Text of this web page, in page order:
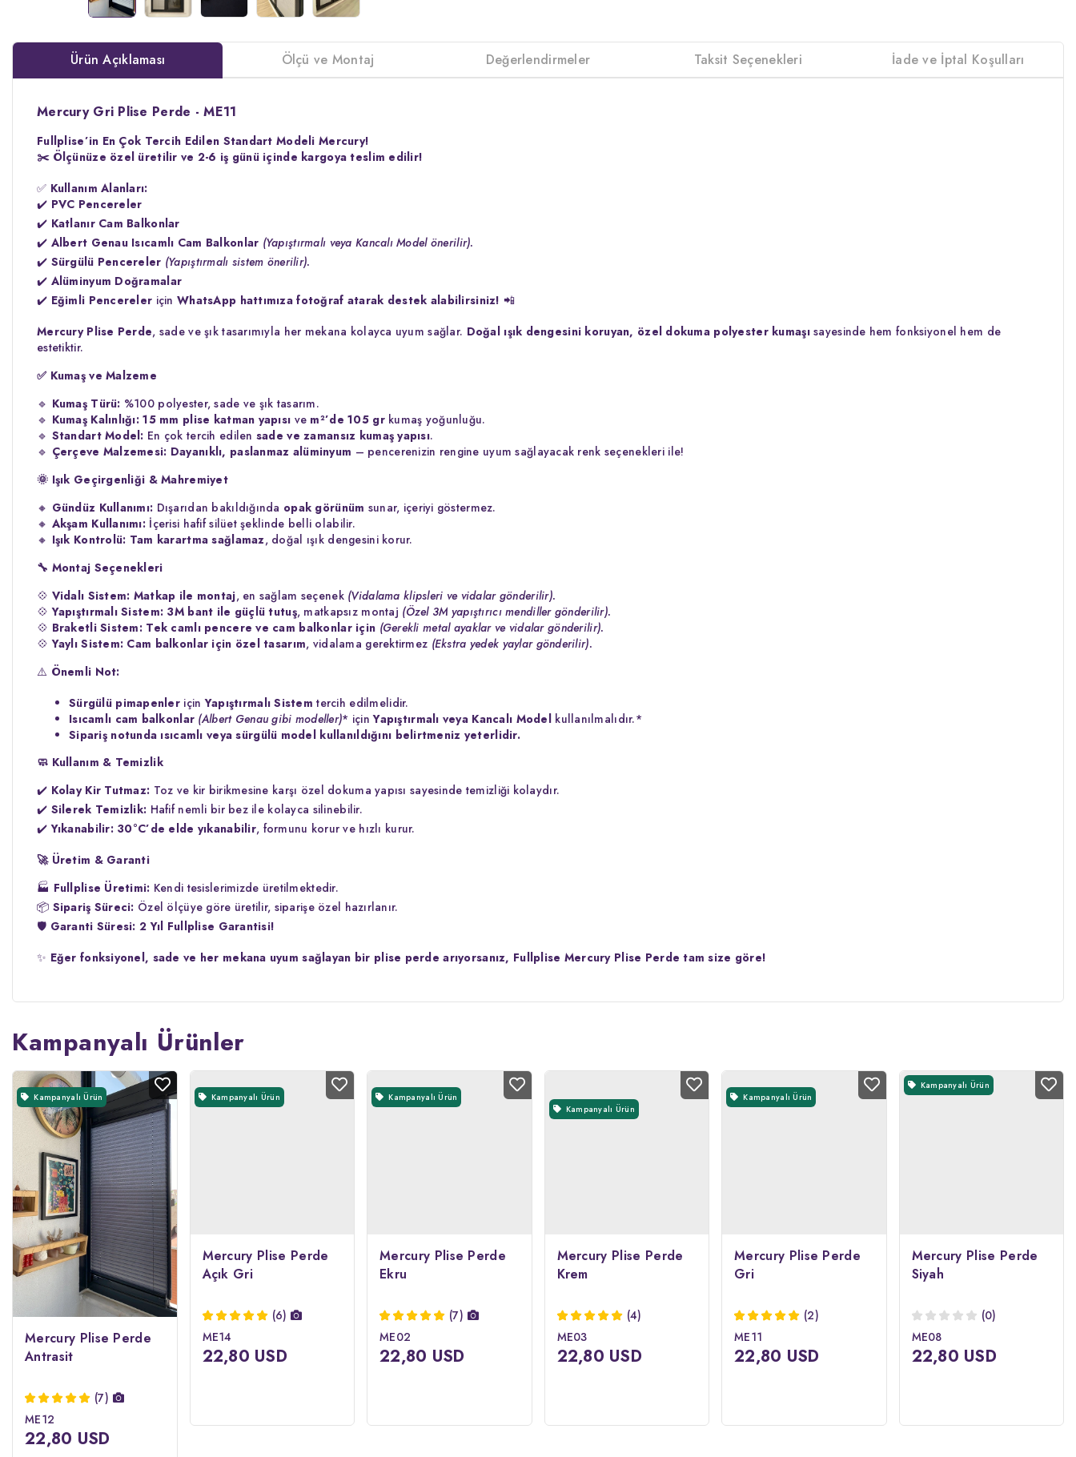
Ürün Açıklaması Ölçü ve Montaj Değerlendirmeler Taksit Seçenekleri İade ve İptal Koşulları
Mercury Gri Plise Perde - ME11
Fullplise’in En Çok Tercih Edilen Standart Modeli Mercury!
✂️ Ölçünüze özel üretilir ve 2-6 iş günü içinde kargoya teslim edilir!
✅ Kullanım Alanları:
✔️ PVC Pencereler
✔️ Katlanır Cam Balkonlar
✔️ Albert Genau Isıcamlı Cam Balkonlar (Yapıştırmalı veya Kancalı Model önerilir).
✔️ Sürgülü Pencereler (Yapıştırmalı sistem önerilir).
✔️ Alüminyum Doğramalar
✔️ Eğimli Pencereler içinWhatsApp hattımıza fotoğraf atarak destek alabilirsiniz! 📲
Mercury Plise Perde, sade ve şık tasarımıyla her mekana kolayca uyum sağlar. Doğal ışık dengesini koruyan, özel dokuma polyester kumaşısayesinde hem fonksiyonel hem de
estetiktir.
✅ Kumaş ve Malzeme
🔹 Kumaş Türü: %100 polyester, sade ve şık tasarım.
🔹 Kumaş Kalınlığı: 15 mm plise katman yapısı ve m²’de 105 grkumaş yoğunluğu.
🔹 Standart Model: En çok tercih edilen sade ve zamansız kumaş yapısı.
🔹 Çerçeve Malzemesi: Dayanıklı, paslanmaz alüminyum – pencerenizin rengine uyum sağlayacak renk seçenekleri ile!
🌞 Işık Geçirgenliği & Mahremiyet
🔸 Gündüz Kullanımı: Dışarıdan bakıldığında opak görünüm sunar, içeriyi göstermez.
🔸 Akşam Kullanımı: İçerisi hafif silüet şeklinde belli olabilir.
🔸 Işık Kontrolü: Tam karartma sağlamaz, doğal ışık dengesini korur.
🔧 Montaj Seçenekleri
💠 Vidalı Sistem: Matkap ile montaj, en sağlam seçenek (Vidalama klipsleri ve vidalar gönderilir).
💠Yapıştırmalı Sistem: 3M bant ile güçlü tutuş, matkapsız montaj (Özel 3M yapıştırıcı mendiller gönderilir).
💠 Braketli Sistem: Tek camlı pencere ve cam balkonlar için (Gerekli metal ayaklar ve vidalar gönderilir).
💠Yaylı Sistem: Cam balkonlar için özel tasarım, vidalama gerektirmez (Ekstra yedek yaylar gönderilir).
⚠️ Önemli Not:
Sürgülü pimapenler içinYapıştırmalı Sistem tercih edilmelidir.
Isıcamlı cam balkonlar (Albert Genau gibi modeller)* içinYapıştırmalı veya Kancalı Modelkullanılmalıdır.*
Sipariş notunda ısıcamlı veya sürgülü model kullanıldığını belirtmeniz yeterlidir.
🧼 Kullanım & Temizlik
✔️ Kolay Kir Tutmaz: Toz ve kir birikmesine karşı özel dokuma yapısı sayesinde temizliği kolaydır.
✔️ Silerek Temizlik: Hafif nemli bir bez ile kolayca silinebilir.
✔️Yıkanabilir: 30°C’de elde yıkanabilir, formunu korur ve hızlı kurur.
🚀Üretim & Garanti
🏭 Fullplise Üretimi: Kendi tesislerimizde üretilmektedir.
📦 Sipariş Süreci: Özel ölçüye göre üretilir, siparişe özel hazırlanır.
🛡️ Garanti Süresi: 2 Yıl Fullplise Garantisi!
✨ Eğer fonksiyonel, sade ve her mekana uyum sağlayan bir plise perde arıyorsanız, Fullplise Mercury Plise Perde tam size göre!
Kampanyalı Ürünler
Kampanyalı Ürün
Mercury Plise Perde
Antrasit
(7)
ME12
22,80 USD
Kampanyalı Ürün
Mercury Plise Perde
Açık Gri
(6)
ME14
22,80 USD
Kampanyalı Ürün
Mercury Plise Perde
Ekru
(7)
ME02
22,80 USD
Kampanyalı Ürün
Mercury Plise Perde
Krem
(4)
ME03
22,80 USD
Kampanyalı Ürün
Mercury Plise Perde
Gri
(2)
ME11
22,80 USD
Kampanyalı Ürün
Mercury Plise Perde
Siyah
(0)
ME08
22,80 USD